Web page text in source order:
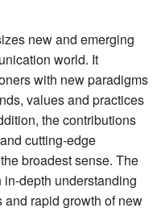
new and emerging
world. It
with new paradigms
values and practices
the contributions
cutting-edge
broadest sense. The
depth understanding
rapid growth of new